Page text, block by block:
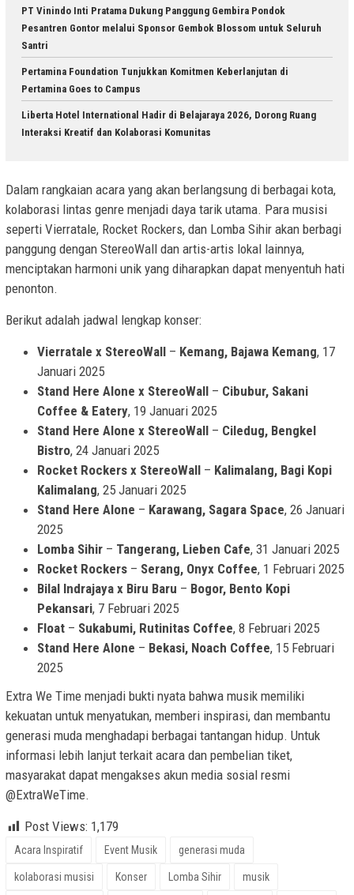
PT Vinindo Inti Pratama Dukung Panggung Gembira Pondok
Pesantren Gontor melalui Sponsor Gembok Blossom untuk Seluruh
Santri
Pertamina Foundation Tunjukkan Komitmen Keberlanjutan di
Pertamina Goes to Campus
Liberta Hotel International Hadir di Belajaraya 2026, Dorong Ruang
Interaksi Kreatif dan Kolaborasi Komunitas
Dalam rangkaian acara yang akan berlangsung di berbagai kota,
kolaborasi lintas genre menjadi daya tarik utama. Para musisi
seperti Vierratale, Rocket Rockers, dan Lomba Sihir akan berbagi
panggung dengan StereoWall dan artis-artis lokal lainnya,
menciptakan harmoni unik yang diharapkan dapat menyentuh hati
penonton.
Berikut adalah jadwal lengkap konser:
Vierratale x StereoWall – Kemang, Bajawa Kemang, 17
Januari 2025
Stand Here Alone x StereoWall – Cibubur, Sakani
Coffee & Eatery, 19 Januari 2025
Stand Here Alone x StereoWall – Ciledug, Bengkel
Bistro, 24 Januari 2025
Rocket Rockers x StereoWall – Kalimalang, Bagi Kopi
Kalimalang, 25 Januari 2025
Stand Here Alone – Karawang, Sagara Space, 26 Januari
2025
Lomba Sihir – Tangerang, Lieben Cafe, 31 Januari 2025
Rocket Rockers – Serang, Onyx Coffee, 1 Februari 2025
Bilal Indrajaya x Biru Baru – Bogor, Bento Kopi
Pekansari, 7 Februari 2025
Float – Sukabumi, Rutinitas Coffee, 8 Februari 2025
Stand Here Alone – Bekasi, Noach Coffee, 15 Februari
2025
Extra We Time menjadi bukti nyata bahwa musik memiliki
kekuatan untuk menyatukan, memberi inspirasi, dan membantu
generasi muda menghadapi berbagai tantangan hidup. Untuk
informasi lebih lanjut terkait acara dan pembelian tiket,
masyarakat dapat mengakses akun media sosial resmi
@ExtraWeTime.
Post Views: 1,179
Acara Inspiratif Event Musik generasi muda
kolaborasi musisi Konser Lomba Sihir musik